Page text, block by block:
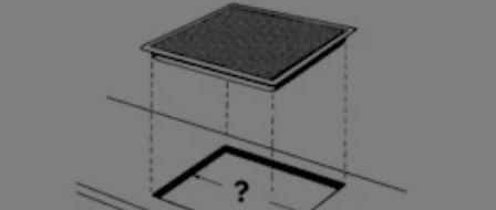
KoffiemachinesVolautomatische koffiemachines
WaterkokersBroodroosters Broodbakmachines
Airfryers FriteusesGrills TeppanYaki
Robots & mixersKeukenmachines Keukenrobots
MulticookersRijst- en stoomkokers
Gourmet toestellen FondueRaclette
BarbecuesElektrische barbecues Houtskoolbarbecues